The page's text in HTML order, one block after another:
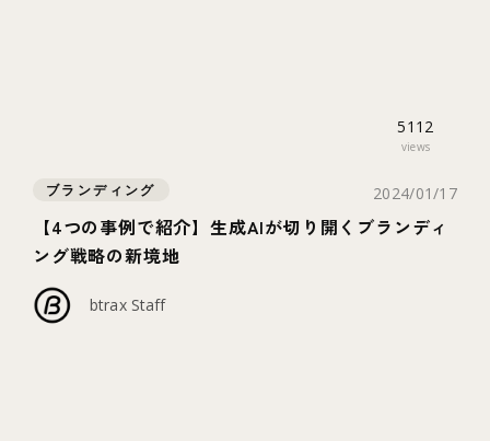
5112
views
ブランディング 2024/01/17
【4つの事例で紹介】生成AIが切り開くブランディ
ング戦略の新境地
btrax Staff